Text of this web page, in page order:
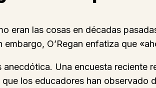
eran las cosas en décadas
embargo, O’Regan enfatiza que
anecdótica. Una encuesta
los educadores han observado